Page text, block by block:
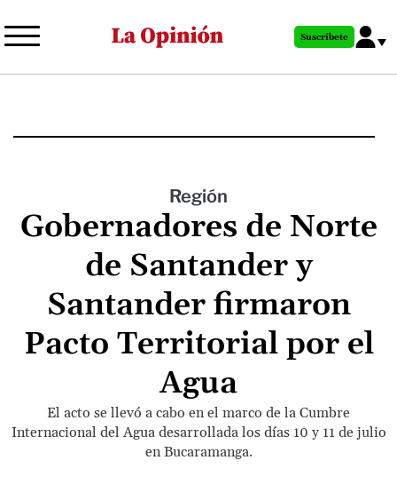
al
principal
Suscríbete
Región
Gobernadores de Norte
de Santander y
Santander firmaron
Pacto Territorial por el
Agua
El acto se llevó a cabo en el marco de la Cumbre
Internacional del Agua desarrollada los días 10 y 11 de julio
en Bucaramanga.